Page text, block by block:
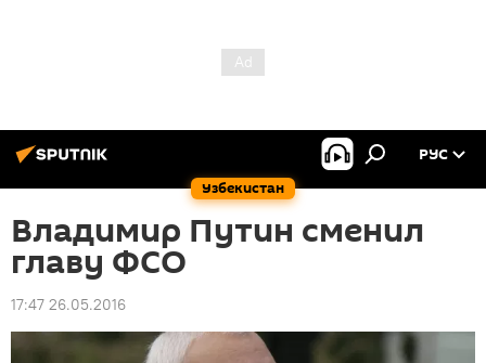
Узбекистан
РУС
Владимир Путин сменил
главу ФСО
17:47 26.05.2016